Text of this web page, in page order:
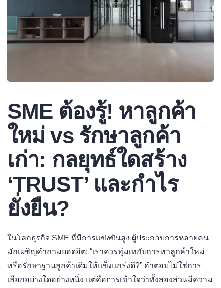
SME ต้องรู้! หาลูกค้า
ใหม่ vs รักษาลูกค้า
เก่า: กลยุทธ์ใดสร้าง
‘TRUST’ และกำไร
ยั่งยืน?
ในโลกธุรกิจ SME ที่มีการแข่งขันสูง ผู้ประกอบการหลายคน
มักเผชิญคำถามยอดฮิต: “เราควรทุ่มเทกับการหาลูกค้าใหม่
หรือรักษาฐานลูกค้าเดิมให้แข็งแกร่งดี?” คำตอบไม่ใช่การ
เลือกอย่างใดอย่างหนึ่ง แต่คือการเข้าใจว่าทั้งสองส่วนมีความ